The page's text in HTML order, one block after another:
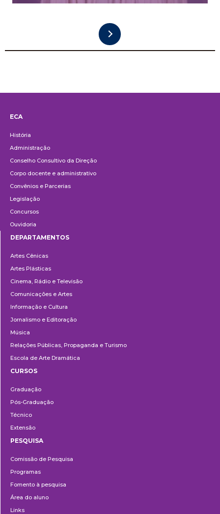
ECA
História
Administração
Conselho Consultivo da Direção
Corpo docente e administrativo
Convênios e Parcerias
Legislação
Concursos
Ouvidoria
DEPARTAMENTOS
Artes Cênicas
Artes Plásticas
Cinema, Rádio e Televisão
Comunicações e Artes
Informação e Cultura
Jornalismo e Editoração
Música
Relações Públicas, Propaganda e Turismo
Escola de Arte Dramática
CURSOS
Graduação
Pós-Graduação
Técnico
Extensão
PESQUISA
Comissão de Pesquisa
Programas
Fomento à pesquisa
Área do aluno
Links